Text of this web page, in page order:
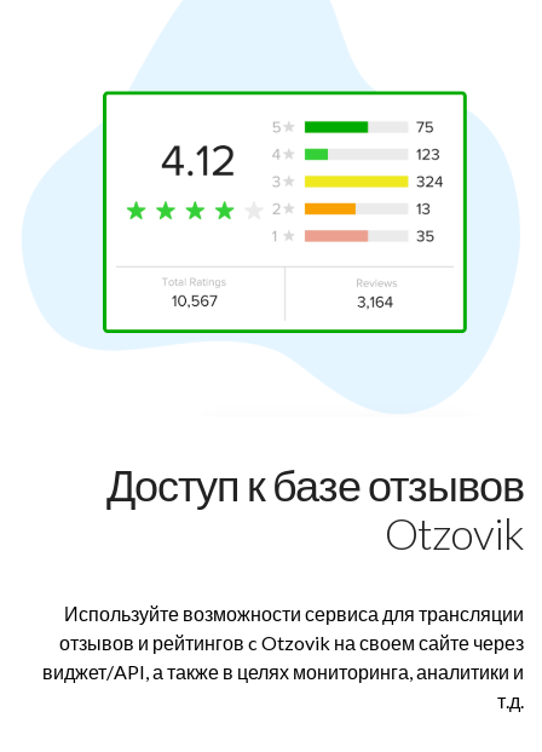
Доступ к базе отзывов
Otzovik
Используйте возможности сервиса для трансляции
отзывов и рейтингов c Otzovik на своем сайте через
виджет/API, а также в целях мониторинга, аналитики и
т.д.